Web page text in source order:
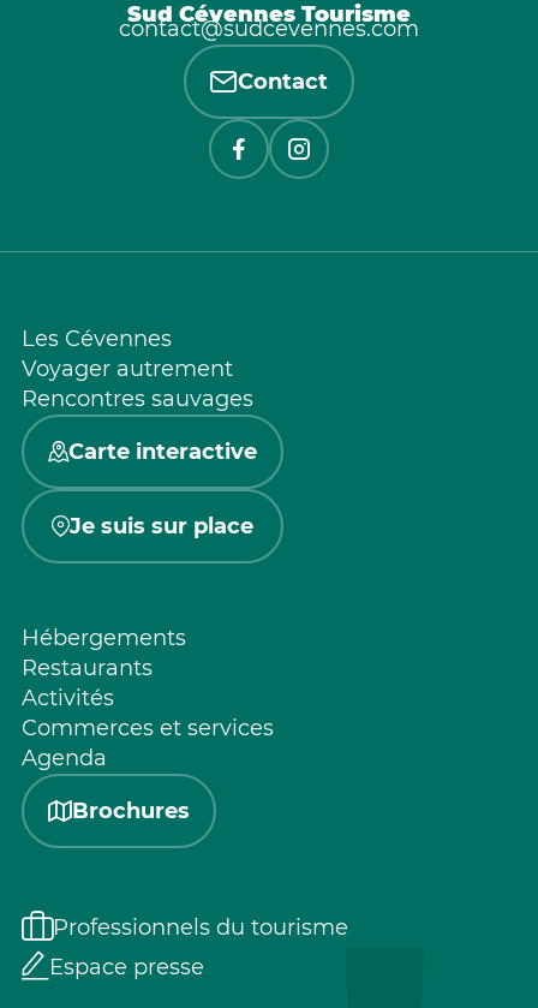
Sud Cévennes Tourisme
contact@sudcevennes.com
Contact
Les Cévennes
Voyager autrement
Rencontres sauvages
Carte interactive
Je suis sur place
Hébergements
Restaurants
Activités
Commerces et services
Agenda
Brochures
Professionnels du tourisme
Espace presse